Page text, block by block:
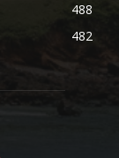
488
482